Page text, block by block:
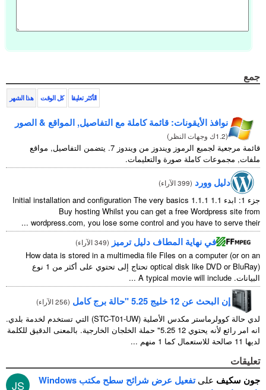
جمع
هذا الشهر كل الوقت الأكثر تعليقا
نوافذ الأيقونات: قائمة كاملة مع التفاصيل, المواقع & الصور
(1.2ك وجهات النظر )
قائمة مرجعية لجميع الرموز ويندوز من ويندوز 7. يتضمن التفاصيل, مواقع
ملفات, مجموعات كاملة صورة والتعليمات.
دليل وورد (399 الآراء )
جزء 1: ابدء 1.1 Initial installation and configuration The very basics 1.1.1
Buy hosting Whilst you can get a free Wordpress site from
wordpress.com, you lose some control and you have to serve their
...
في نهاية المطاف دليل ترميز (349 الآراء )
How data is stored in a multimedia file Files on a computer(or on an
optical disk like DVD or BluRay
) تحتاج إلى تحتوي على أكثر من 1 نوع
البيانات. A typical movie will include
...
إن البحث عن 12 خليج 5.25 "حالة برج كامل (256 الآراء )
لدي حالة كوولرماستر مكدس الأصلية (STC-T01-UW) التي تستخدم لخدمة بلدي.
انه امر رائع لأنه يحتوي 12 5.25" حملة الخلجان الخارجية. بالمعنى الدقيق للكلمة
لديها 11 صالحة للاستعمال كما 1 منهم ...
تعليقات
JS جون سكيف على
تفعيل عرض شرائح سطح مكتب Windows